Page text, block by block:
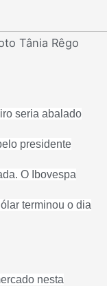
Tânia Rêgo
seria abalado
presidente
O Ibovespa
terminou o dia
nesta